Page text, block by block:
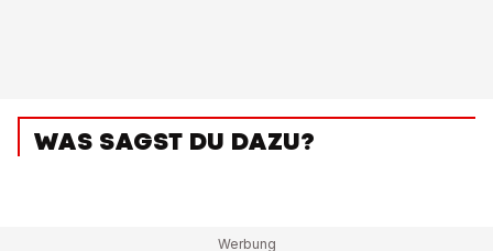
WAS SAGST DU DAZU?